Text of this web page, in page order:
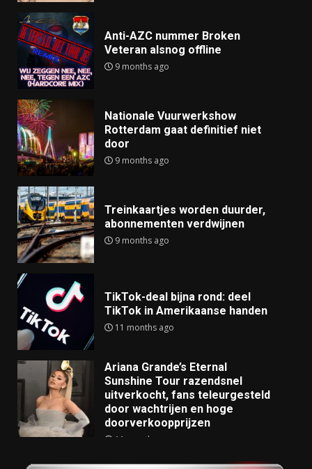
Anti-AZC nummer Broken
Veteran alsnog offline
9 months ago
Nationale Vuurwerkshow
Rotterdam gaat definitief niet
door
9 months ago
Treinkaartjes worden duurder,
abonnementen verdwijnen
9 months ago
TikTok-deal bijna rond: deel
TikTok in Amerikaanse handen
11 months ago
Ariana Grande’s Eternal
Sunshine Tour razendsnel
uitverkocht, fans teleurgesteld
door wachtrijen en hoge
doorverkoopprijzen
11 months ago